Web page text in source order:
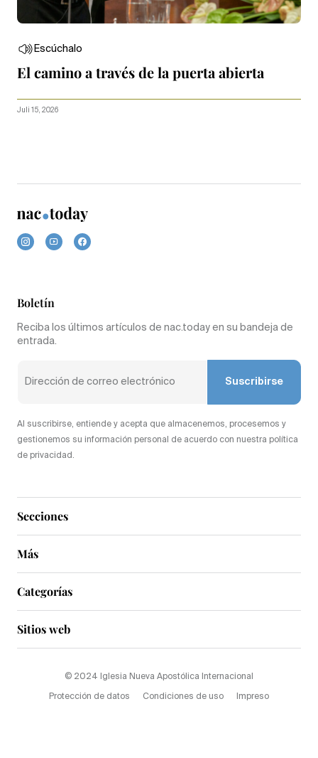
Escúchalo
El camino a través de la puerta abierta
Juli 15, 2026
Secciones
Más
Boletín
Reciba los últimos artículos de nac.today en su bandeja de
entrada.
Suscribirse
Al suscribirse, entiende y acepta que almacenemos, procesemos y
gestionemos su información personal de acuerdo con nuestra política
de privacidad.
Categorías
Sitios web
© 2024 Iglesia Nueva Apostólica Internacional
Protección de datos Condiciones de uso Impreso